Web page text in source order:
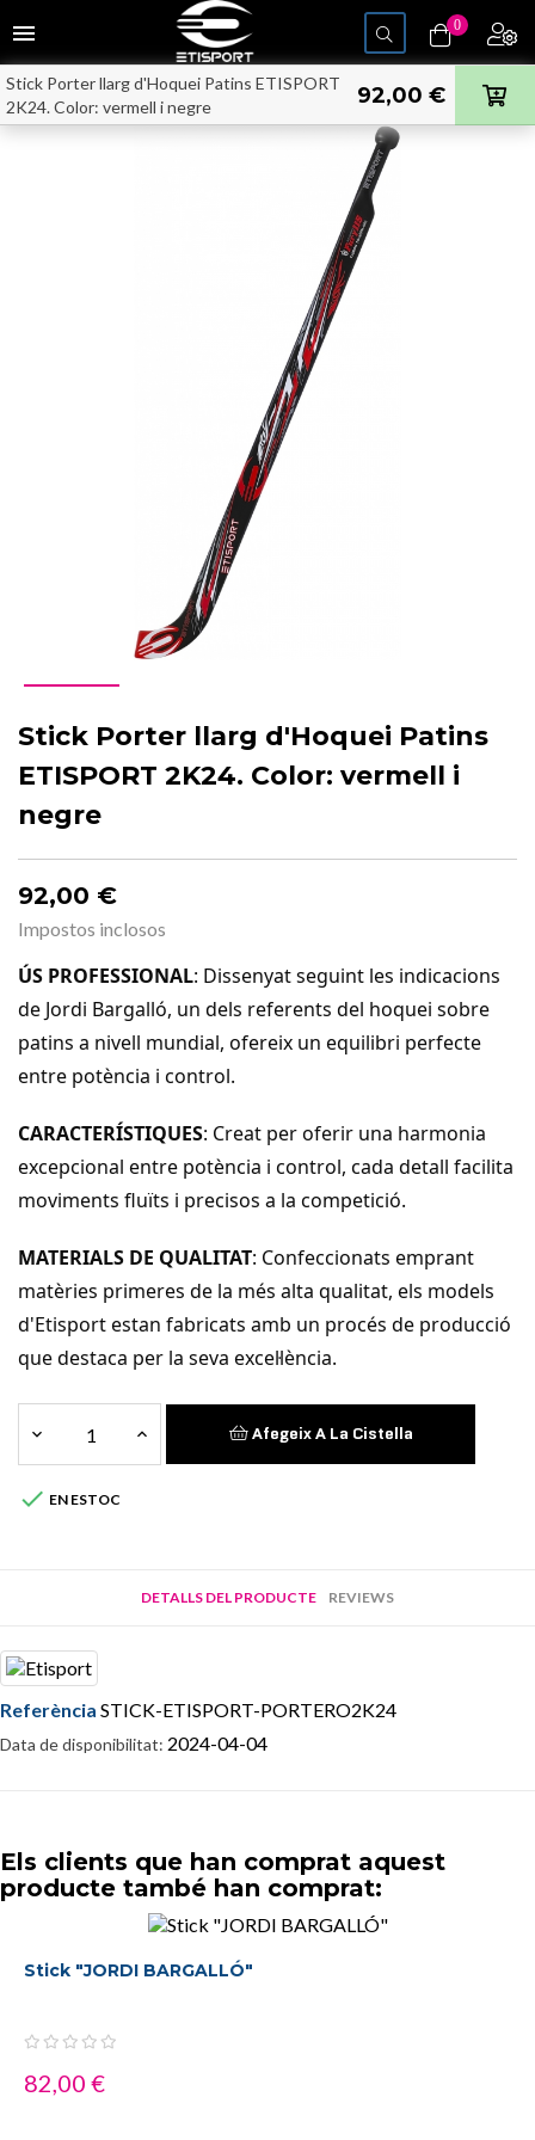
Toggle
navigation
menu 0
Stick Porter llarg d'Hoquei Patins ETISPORT
2K24. Color: vermell i negre
92,00 €
Stick Porter llarg d'Hoquei Patins
ETISPORT 2K24. Color: vermell i
negre
92,00 €
Impostos inclosos
ÚS PROFESSIONAL: Dissenyat seguint les indicacions
de Jordi Bargalló, un dels referents del hoquei sobre
patins a nivell mundial, ofereix un equilibri perfecte
entre potència i control.
CARACTERÍSTIQUES: Creat per oferir una harmonia
excepcional entre potència i control, cada detall facilita
moviments fluïts i precisos a la competició.
MATERIALS DE QUALITAT: Confeccionats emprant
matèries primeres de la més alta qualitat, els models
d'Etisport estan fabricats amb un procés de producció
que destaca per la seva excel·lència.
Afegeix A La Cistella
 EN ESTOC
DETALLS DEL PRODUCTE REVIEWS
Referència STICK-ETISPORT-PORTERO2K24
Data de disponibilitat: 2024-04-04
Els clients que han comprat aquest
producte també han comprat:
Stick "JORDI BARGALLÓ"
82,00 €